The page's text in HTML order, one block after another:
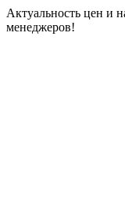
Актуальность цен и
менеджеров!